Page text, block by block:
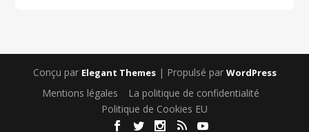
Conçu par Elegant Themes| Propulsé par WordPress
Mentions légales
La politique de confidentialité
Politique de Cookies EU